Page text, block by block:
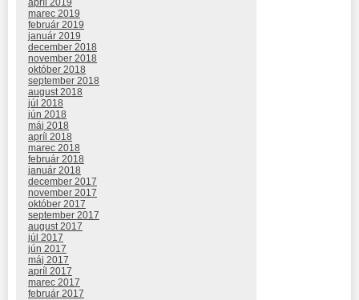
marec 2019
február 2019
január 2019
december 2018
november 2018
október 2018
september 2018
august 2018
júl 2018
jún 2018
máj 2018
apríl 2018
marec 2018
február 2018
január 2018
december 2017
november 2017
október 2017
september 2017
august 2017
júl 2017
jún 2017
máj 2017
apríl 2017
marec 2017
február 2017